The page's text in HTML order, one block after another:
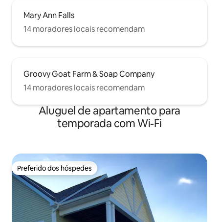
Mary Ann Falls
14 moradores locais recomendam
Groovy Goat Farm & Soap Company
14 moradores locais recomendam
Aluguel de apartamento para
temporada com Wi-Fi
Preferido dos hóspedes
Preferido dos hóspedes